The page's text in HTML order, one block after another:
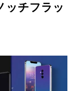
ッチフラッ